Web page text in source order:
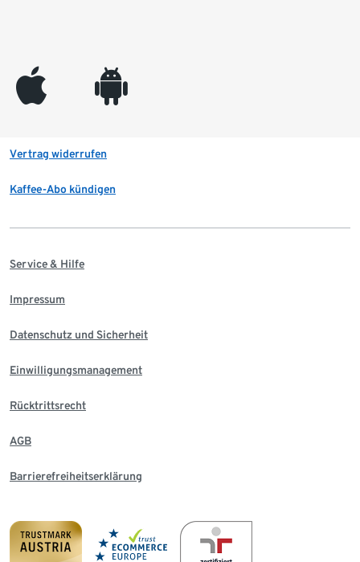
appleinc android
Vertrag widerrufen
Kaffee-Abo kündigen
Service & Hilfe
Impressum
Datenschutz und Sicherheit
Einwilligungsmanagement
Rücktrittsrecht
AGB
Barrierefreiheitserklärung